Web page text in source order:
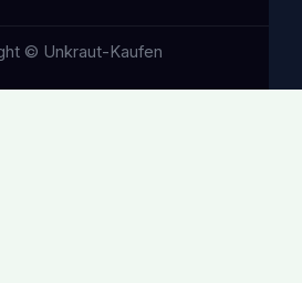
© Unkraut-Kaufen